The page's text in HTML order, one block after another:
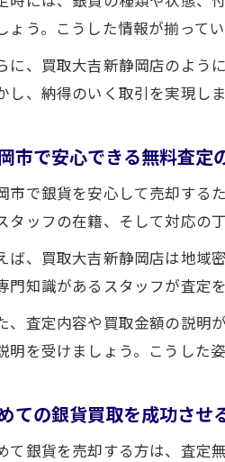
ょう。こうした情報が揃って
に、買取大吉新静岡店のよう
し、納得のいく取引を実現しま
市で安心できる無料査定
市で銀貨を安心して売却する
タッフの在籍、そして対応の
ば、買取大吉新静岡店は地域
門知識があるスタッフが査定
、査定内容や買取金額の説明
明を受けましょう。こうした
ての銀貨買取を成功させ
て銀貨を売却する方は、査定